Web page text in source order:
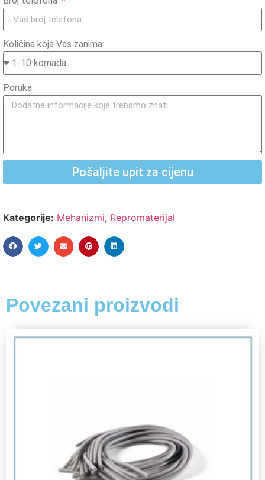
Količina koja Vas zanima:
Poruka:
Pošaljite upit za cijenu
Kategorije: Mehanizmi, Repromaterijal
Povezani proizvodi